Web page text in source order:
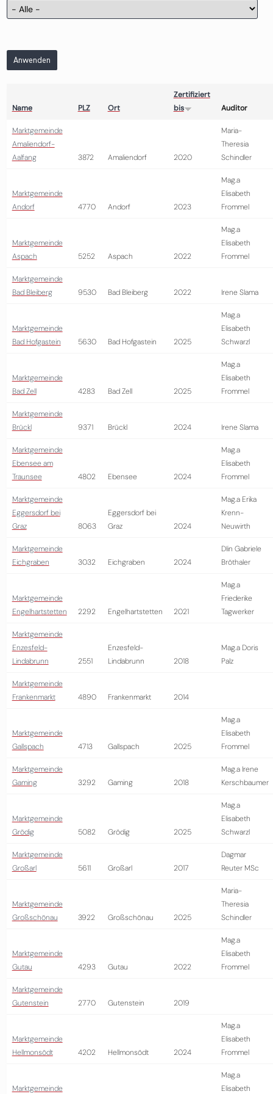
Anwenden
Name PLZ Ort
Zertifiziert
bis
Auditor
Marktgemeinde
Amaliendorf-
Aalfang
3872 Amaliendorf 2020
Maria-
Theresia
Schindler
Marktgemeinde
Andorf
4770 Andorf 2023
Mag.a
Elisabeth
Frommel
Marktgemeinde
Aspach
5252 Aspach 2022
Mag.a
Elisabeth
Frommel
Marktgemeinde
Bad Bleiberg
9530 Bad Bleiberg 2022 Irene Slama
Marktgemeinde
Bad Hofgastein
5630 Bad Hofgastein 2025
Mag.a
Elisabeth
Schwarzl
Marktgemeinde
Bad Zell
4283 Bad Zell 2025
Mag.a
Elisabeth
Frommel
Marktgemeinde
Brückl
9371 Brückl 2024 Irene Slama
Marktgemeinde
Ebensee am
Traunsee
4802 Ebensee 2024
Mag.a
Elisabeth
Frommel
Marktgemeinde
Eggersdorf bei
Graz
8063
Eggersdorf bei
Graz
2024
Mag.a Erika
Krenn-
Neuwirth
Marktgemeinde
Eichgraben
3032 Eichgraben 2024
DIin Gabriele
Bröthaler
Marktgemeinde
Engelhartstetten
2292 Engelhartstetten 2021
Mag.a
Friederike
Tagwerker
Marktgemeinde
Enzesfeld-
Lindabrunn
2551
Enzesfeld-
Lindabrunn
2018
Mag.a Doris
Palz
Marktgemeinde
Frankenmarkt
4890 Frankenmarkt 2014
Marktgemeinde
Gallspach
4713 Gallspach 2025
Mag.a
Elisabeth
Frommel
Marktgemeinde
Gaming
3292 Gaming 2018
Mag.a Irene
Kerschbaumer
Marktgemeinde
Grödig
5082 Grödig 2025
Mag.a
Elisabeth
Schwarzl
Marktgemeinde
Großarl
5611 Großarl 2017
Dagmar
Reuter MSc
Marktgemeinde
Großschönau
3922 Großschönau 2025
Maria-
Theresia
Schindler
Marktgemeinde
Gutau
4293 Gutau 2022
Mag.a
Elisabeth
Frommel
Marktgemeinde
Gutenstein
2770 Gutenstein 2019
Marktgemeinde
Hellmonsödt
4202 Hellmonsödt 2024
Mag.a
Elisabeth
Frommel
Marktgemeinde
Mag.a
Elisabeth